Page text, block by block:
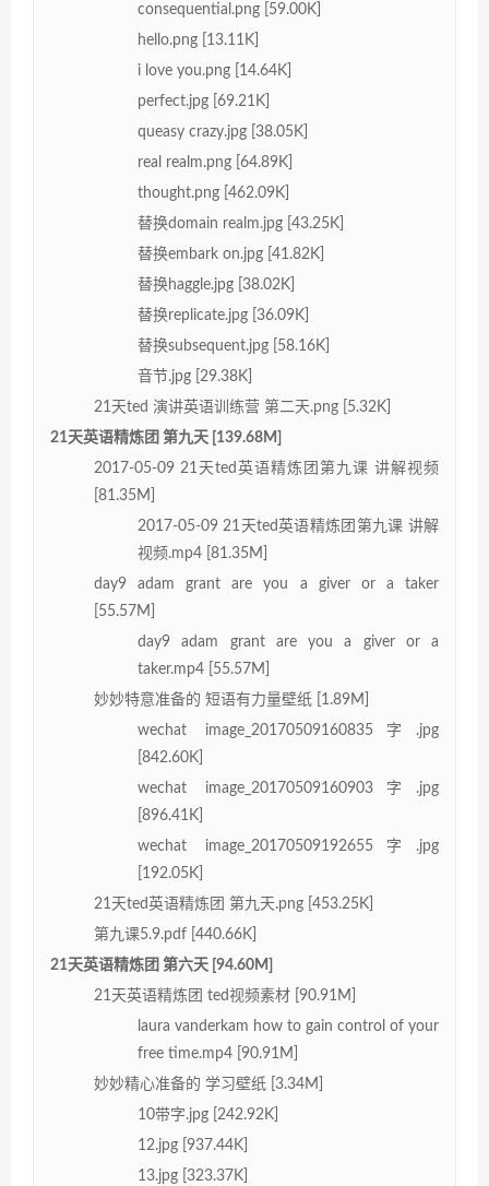
consequential.png [59.00K]
hello.png [13.11K]
i love you.png [14.64K]
perfect.jpg [69.21K]
queasy crazy.jpg [38.05K]
real realm.png [64.89K]
thought.png [462.09K]
替换domain realm.jpg [43.25K]
替换embark on.jpg [41.82K]
替换haggle.jpg [38.02K]
替换replicate.jpg [36.09K]
替换subsequent.jpg [58.16K]
音节.jpg [29.38K]
21天ted 演讲英语训练营 第二天.png [5.32K]
21天英语精炼团 第九天 [139.68M]
2017-05-09 21天ted英语精炼团第九课 讲解视频
[81.35M]
2017-05-09 21天ted英语精炼团第九课 讲解
视频.mp4 [81.35M]
day9 adam grant are you a giver or a taker
[55.57M]
day9 adam grant are you a giver or a
taker.mp4 [55.57M]
妙妙特意准备的 短语有力量壁纸 [1.89M]
wechat image_20170509160835字.jpg
[842.60K]
wechat image_20170509160903字.jpg
[896.41K]
wechat image_20170509192655字.jpg
[192.05K]
21天ted英语精炼团 第九天.png [453.25K]
第九课5.9.pdf [440.66K]
21天英语精炼团 第六天 [94.60M]
21天英语精炼团 ted视频素材 [90.91M]
laura vanderkam how to gain control of your
free time.mp4 [90.91M]
妙妙精心准备的 学习壁纸 [3.34M]
10带字.jpg [242.92K]
12.jpg [937.44K]
13.jpg [323.37K]